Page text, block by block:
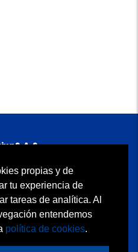
propias y de
tu experiencia de
tareas de analítica. Al
entendemos
política de cookies.
S. A. S.
Colombia
01 8000 934500
de uso
Contacto
denominación “N”/Norma/Carvajal ® bajo